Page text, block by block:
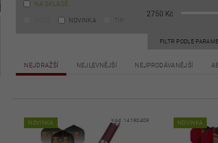
NA SKLADĚ
NOVINKA TIP
2750 Kč
FILTR PODLE
NEJDRAŽŠÍ NEJLEVNĚJŠÍ NEJPRODÁVANĚJŠÍ
NOVINKA Kód: 14190409 NOVINKA